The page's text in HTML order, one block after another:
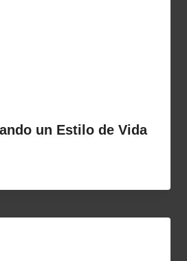
un Estilo de Vida